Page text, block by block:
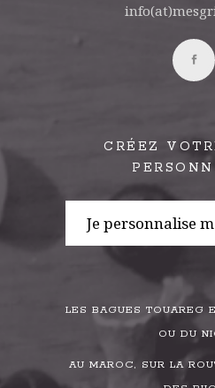
CRÉEZ
Je personnalise
LES BAGUES TOUAREG
OU DU
AU MAROC, SUR LA